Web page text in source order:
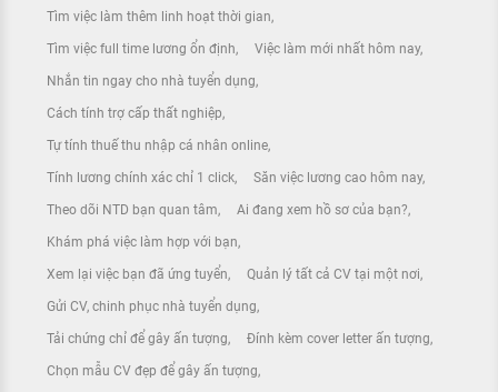
Tìm việc làm thêm linh hoạt thời gian
Tìm việc full time lương ổn định Việc làm mới nhất hôm nay
Nhắn tin ngay cho nhà tuyển dụng
Cách tính trợ cấp thất nghiệp
Tự tính thuế thu nhập cá nhân online
Tính lương chính xác chỉ 1 click Săn việc lương cao hôm nay
Theo dõi NTD bạn quan tâm Ai đang xem hồ sơ của bạn?
Khám phá việc làm hợp với bạn
Xem lại việc bạn đã ứng tuyển Quản lý tất cả CV tại một nơi
Gửi CV, chinh phục nhà tuyển dụng
Tải chứng chỉ để gây ấn tượng Đính kèm cover letter ấn tượng
Chọn mẫu CV đẹp để gây ấn tượng